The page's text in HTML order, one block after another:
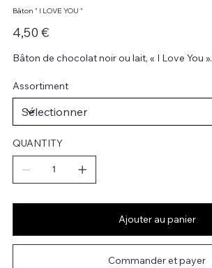
Bâton " I LOVE YOU "
Prix
4,50 €
Bâton de chocolat noir ou lait, « I Love You ».
Assortiment
QUANTITY
Ajouter au panier
Commander et payer